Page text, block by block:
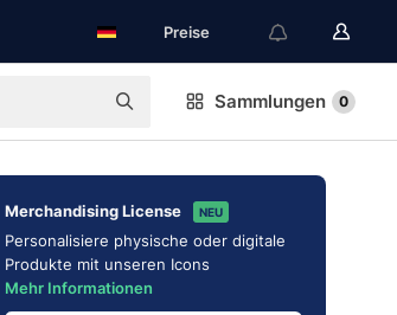
Preise
Sammlungen 0
Merchandising License NEU
Personalisiere physische oder digitale
Produkte mit unseren Icons
Mehr Informationen